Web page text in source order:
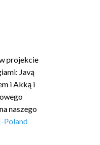
projekcie
Javą
i Akką i
naszego
Poland